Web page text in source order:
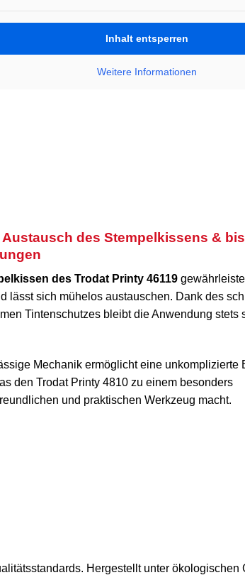
Inhalt entsperren
Weitere Informationen
des Stempelkissens &
des Trodat Printy 46119
lässt sich mühelos austauschen. Dank des
Tintenschutzes bleibt die Anwendung stets
Mechanik ermöglicht eine unkomplizierte
den Trodat Printy 4810 zu einem besonders
und praktischen Werkzeug macht.
Hergestellt unter ökologischen